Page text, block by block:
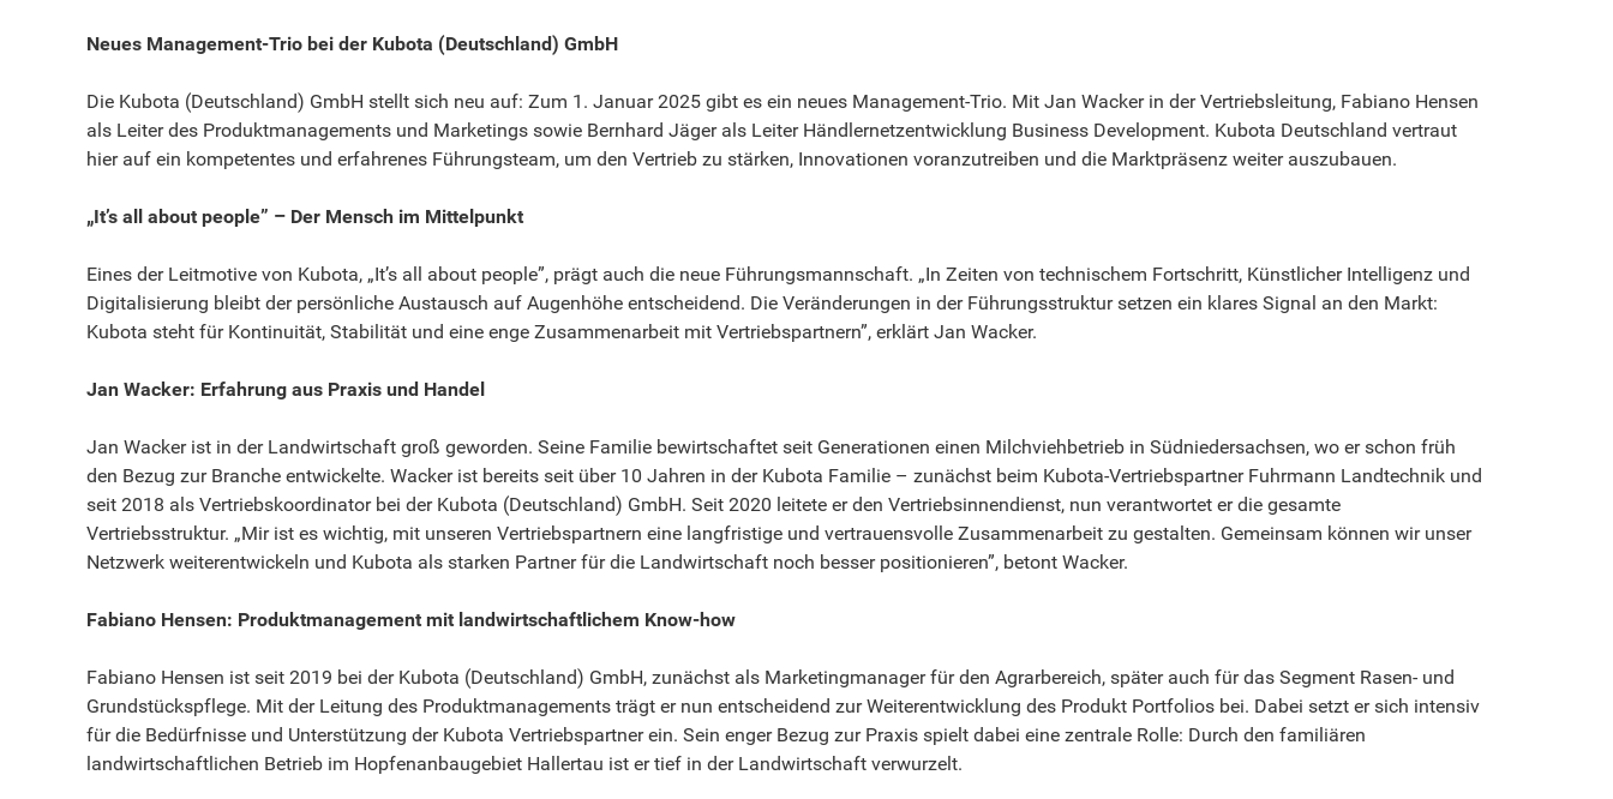
Neues Management-Trio bei der Kubota (Deutschland) GmbH
Die Kubota (Deutschland) GmbH stellt sich neu auf: Zum 1. Januar 2025 gibt es ein neues Management-Trio. Mit Jan Wacker in der Vertriebsleitung, Fabiano Hensen
als Leiter des Produktmanagements und Marketings sowie Bernhard Jäger als Leiter Händlernetzentwicklung Business Development. Kubota Deutschland vertraut
hier auf ein kompetentes und erfahrenes Führungsteam, um den Vertrieb zu stärken, Innovationen voranzutreiben und die Marktpräsenz weiter auszubauen.
„It’s all about people” – Der Mensch im Mittelpunkt
Eines der Leitmotive von Kubota, „It’s all about people”, prägt auch die neue Führungsmannschaft. „In Zeiten von technischem Fortschritt, Künstlicher Intelligenz und
Digitalisierung bleibt der persönliche Austausch auf Augenhöhe entscheidend. Die Veränderungen in der Führungsstruktur setzen ein klares Signal an den Markt:
Kubota steht für Kontinuität, Stabilität und eine enge Zusammenarbeit mit Vertriebspartnern”, erklärt Jan Wacker.
Jan Wacker: Erfahrung aus Praxis und Handel
Jan Wacker ist in der Landwirtschaft groß geworden. Seine Familie bewirtschaftet seit Generationen einen Milchviehbetrieb in Südniedersachsen, wo er schon früh
den Bezug zur Branche entwickelte. Wacker ist bereits seit über 10 Jahren in der Kubota Familie – zunächst beim Kubota-Vertriebspartner Fuhrmann Landtechnik und
seit 2018 als Vertriebskoordinator bei der Kubota (Deutschland) GmbH. Seit 2020 leitete er den Vertriebsinnendienst, nun verantwortet er die gesamte
Vertriebsstruktur. „Mir ist es wichtig, mit unseren Vertriebspartnern eine langfristige und vertrauensvolle Zusammenarbeit zu gestalten. Gemeinsam können wir unser
Netzwerk weiterentwickeln und Kubota als starken Partner für die Landwirtschaft noch besser positionieren”, betont Wacker.
Fabiano Hensen: Produktmanagement mit landwirtschaftlichem Know-how
Fabiano Hensen ist seit 2019 bei der Kubota (Deutschland) GmbH, zunächst als Marketingmanager für den Agrarbereich, später auch für das Segment Rasen- und
Grundstückspflege. Mit der Leitung des Produktmanagements trägt er nun entscheidend zur Weiterentwicklung des Produkt Portfolios bei. Dabei setzt er sich intensiv
für die Bedürfnisse und Unterstützung der Kubota Vertriebspartner ein. Sein enger Bezug zur Praxis spielt dabei eine zentrale Rolle: Durch den familiären
landwirtschaftlichen Betrieb im Hopfenanbaugebiet Hallertau ist er tief in der Landwirtschaft verwurzelt.